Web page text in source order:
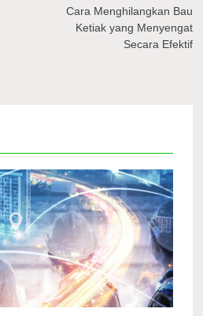
Cara Menghilangkan Bau
Ketiak yang Menyengat
Secara Efektif